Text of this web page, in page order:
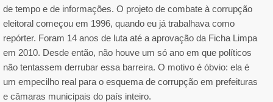
de tempo e de informações. O projeto de combate à corrupção
eleitoral começou em 1996, quando eu já trabalhava como
repórter. Foram 14 anos de luta até a aprovação da Ficha Limpa
em 2010. Desde então, não houve um só ano em que políticos
não tentassem derrubar essa barreira. O motivo é óbvio: ela é
um empecilho real para o esquema de corrupção em prefeituras
e câmaras municipais do país inteiro.